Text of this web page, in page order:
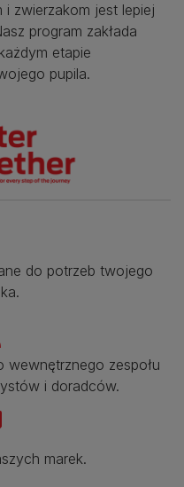
i zwierzakom jest lepiej
program zakłada
etapie
pupila.
do potrzeb twojego
wewnętrznego zespołu
i doradców.​
marek.​